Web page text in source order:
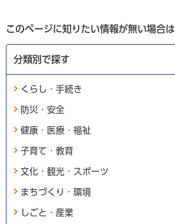
このページに知りたい情報が無い場合は
分類別で探す
くらし・手続き
防災・安全
健康・医療・福祉
子育て・教育
文化・観光・スポーツ
まちづくり・環境
しごと・産業